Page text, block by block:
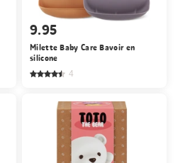
9.95
Milette Baby Care Bavoir en
silicone
4